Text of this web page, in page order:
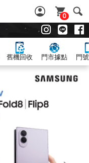
0
舊機回收 門市據點 門